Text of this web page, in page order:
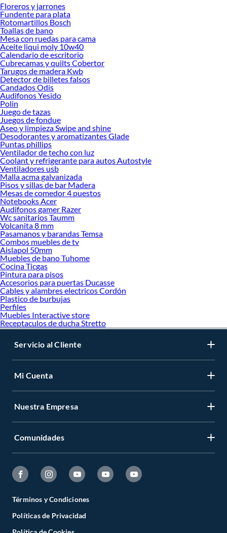
Desde remodelaciones hasta proyectos de decoración, estamos aquí para hacer
tus ideas realidad. ¡Visítanos y encuentra todo lo que tenemos para ofrecerte en
Teja Asfáltica!
Explora la variedad de productos de Teja Asfáltica en Sodimac
Herramientas, materiales y accesorios de calidad para tus proyectos y
renovación de espacios. ¡Visítanos y descubre todo lo que tenemos para
ofrecerte!
Encuentra una amplia variedad de productos de Teja Asfáltica en Sodimac.
Encuentra todo lo necesario para tus proyectos de renovación y decoración.
¡Visítanos y haz tus ideas realidad!
Floreros y jarrones
Fundente para plata
Rotomartillos Bosch
Toallas de bano
Mesa con ruedas para cama
Aceite liqui moly 10w40
Calendario de escritorio
Cubrecamas y quilts Cobertor
Tarugos de madera Kwb
Detector de billetes falsos
Candados Odis
Audifonos Yesido
Polin
Juego de tazas
Juegos de fondue
Aseo y limpieza Swipe and shine
Desodorantes y aromatizantes Glade
Puntas phillips
Ventilador de techo con luz
Coolant y refrigerante para autos Autostyle
Ventiladores usb
Malla acma galvanizada
Pisos y sillas de bar Madera
Mesas de comedor 4 puestos
Notebooks Acer
Audifonos gamer Razer
Wc sanitarios Taumm
Volcanita 8 mm
Pasamanos y barandas Temsa
Combos muebles de tv
Aislapol 50mm
Muebles de bano Tuhome
Cocina Ticgas
Pintura para pisos
Accesorios para puertas Ducasse
Cables y alambres electricos Cordón
Plastico de burbujas
Perfiles
Muebles Interactive store
Receptaculos de ducha Stretto
Servicio al Cliente
Mi Cuenta
Nuestra Empresa
Comunidades
Términos y Condiciones
Políticas de Privacidad